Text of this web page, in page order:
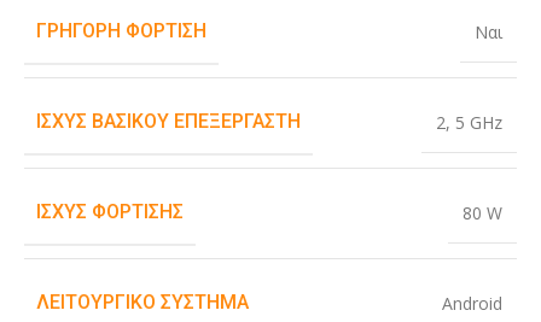
ΓΡΉΓΟΡΗ ΦΌΡΤΙΣΗ Ναι
ΙΣΧΎΣ ΒΑΣΙΚΟΎ ΕΠΕΞΕΡΓΑΣΤΉ 2, 5 GHz
ΙΣΧΎΣ ΦΌΡΤΙΣΗΣ 80 W
ΛΕΙΤΟΥΡΓΙΚΌ ΣΎΣΤΗΜΑ Android